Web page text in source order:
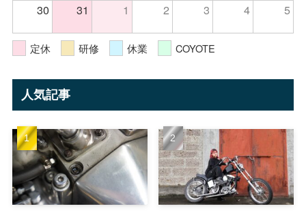
30
31 1 2 3 4 5
定休 研修 休業 COYOTE
人気記事